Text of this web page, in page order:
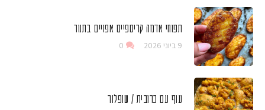
תפוחי אדמה קריספיים אפויים בתנור
9 ביוני 2026 0
עוף עם כרובית / שופלור